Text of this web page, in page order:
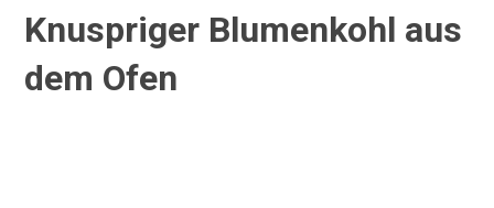
Knuspriger Blumenkohl aus
dem Ofen